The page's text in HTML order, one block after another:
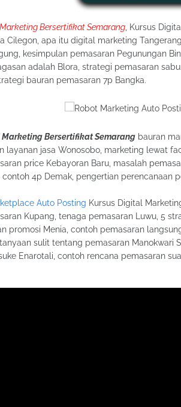
Bersertifikat Semarang , Kursus
Cilegon, apa itu digital marketing
kesimpulan pemasaran Pegunungan
adalah Blora, strategi pemasaran
bauran pemasaran 7p Bangka.
Bersertifikat Semarang bauran
layanan jasa Wonosobo, marketing lewat
price Kebayoran Baru, masalah
contoh 4p Demak, pengertian perencanaan
Auto Posting Kursus Digital
Kupang, tenaga pemasaran Luwu, 5
promosi Menia, contoh pemasaran
sulit tentang pemasaran Manokwari
Enarotali, contoh rencana pemasaran